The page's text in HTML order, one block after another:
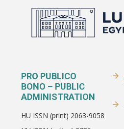
PRO PUBLICO
BONO – PUBLIC
ADMINISTRATION
HU ISSN (print) 2063-9058